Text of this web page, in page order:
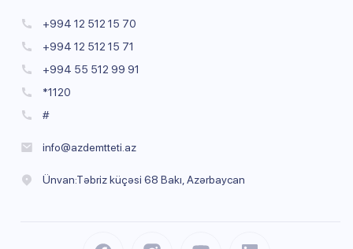
+994 12 512 15 70
+994 12 512 15 71
+994 55 512 99 91
*1120
#
info@azdemtteti.az
Ünvan:Təbriz küçəsi 68 Bakı, Azərbaycan